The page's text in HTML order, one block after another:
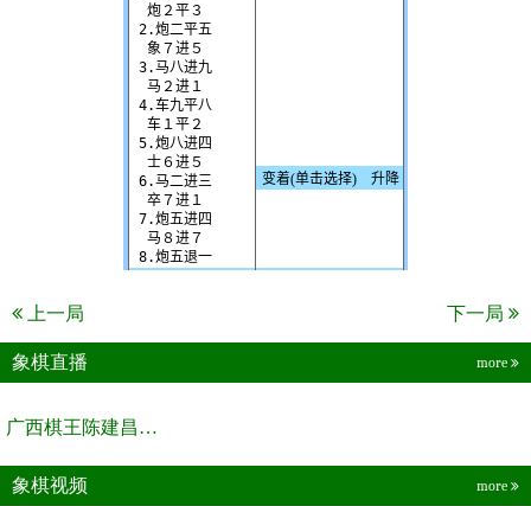
上一局 下一局
象棋直播 more
广西棋王陈建昌直播间
象棋视频 more